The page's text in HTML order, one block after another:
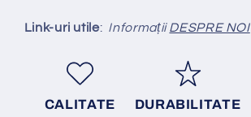
Link-uri utile: InformațiiDESPRE NOI
CALITATE DURABILITATE